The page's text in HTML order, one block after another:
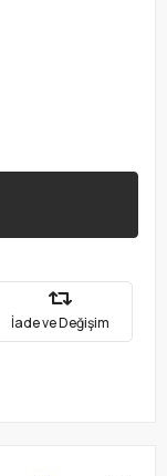
İade ve Değişim